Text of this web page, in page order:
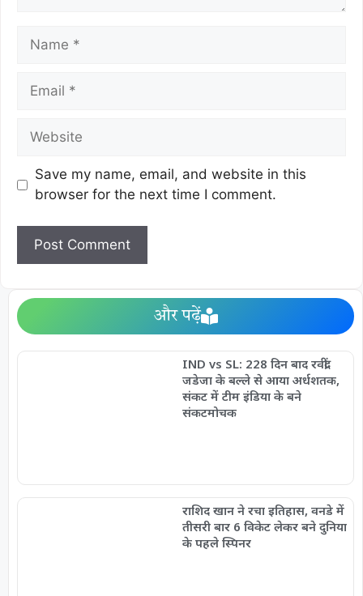
Save my name, email, and website in this
browser for the next time I comment.
और पढ़ें
IND vs SL: 228 दिन बाद रवींद्र
जडेजा के बल्ले से आया अर्धशतक,
संकट में टीम इंडिया के बने
संकटमोचक
राशिद खान ने रचा इतिहास, वनडे में
तीसरी बार 6 विकेट लेकर बने दुनिया
के पहले स्पिनर